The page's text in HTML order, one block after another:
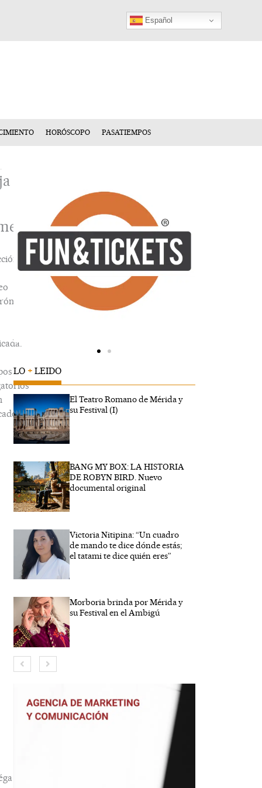
Español
HORÓSCOPO PASATIEMPOS
LO +LEIDO
El Teatro Romano de Mérida y
su Festival (I)
BANG MY BOX: LA HISTORIA
DE ROBYN BIRD. Nuevo
documental original
Victoria Nitipina: “Un cuadro
de mando te dice dónde estás;
el tatami te dice quién eres”
Morboria brinda por Mérida y
su Festival en el Ambigú